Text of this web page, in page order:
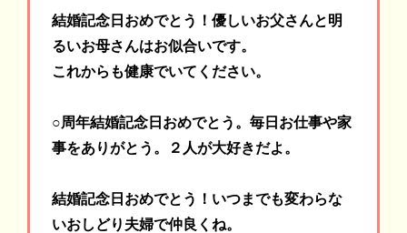
結婚記念日おめでとう！優しいお父さんと明
るいお母さんはお似合いです。
これからも健康でいてください。
○周年結婚記念日おめでとう。毎日お仕事や家
事をありがとう。２人が大好きだよ。
結婚記念日おめでとう！いつまでも変わらな
いおしどり夫婦で仲良くね。